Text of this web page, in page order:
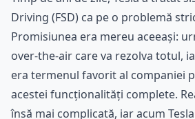
Driving (FSD) ca pe o problemă
Promisiunea era mereu aceeași:
over-the-air care va rezolva totul,
era termenul favorit al companiei
acestei funcționalități complete.
însă mai complicată, iar acum